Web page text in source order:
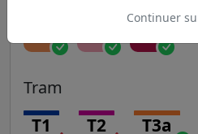
Tram
T1 T2 T3a
Continuer